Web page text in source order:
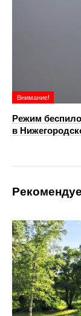
Внимание!
Режим
в